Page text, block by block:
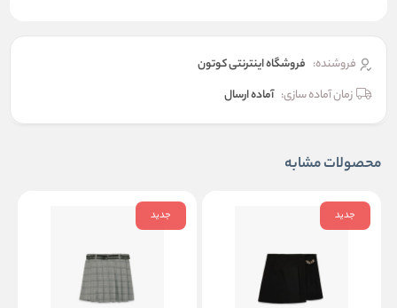
فروشنده: فروشگاه اینترنتی کوتون
زمان آماده سازی: آماده ارسال
محصولات مشابه
جدید جدید